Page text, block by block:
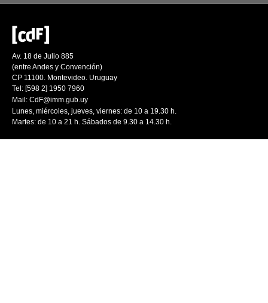
Av. 18 de Julio 885
(entre Andes y Convención)
CP 11100. Montevideo. Uruguay
Tel: [598 2] 1950 7960
Mail: CdF@imm.gub.uy
Lunes, miércoles, jueves, viernes: de 10 a 19.30 h.
Martes: de 10 a 21 h. Sábados de 9.30 a 14.30 h.